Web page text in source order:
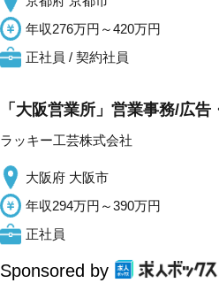
年収276万円～420万円
正社員 / 契約社員
「大阪営業所」営業事務/広
ラッキー工芸株式会社
大阪府 大阪市
年収294万円～390万円
正社員
Sponsored by